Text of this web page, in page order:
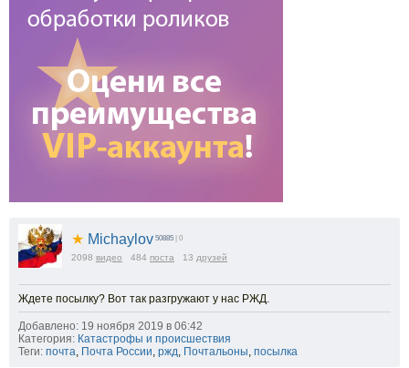
★ Michaylov 50885 | 0
2098 видео 484 поста 13 друзей
Ждете посылку? Вот так разгружают у нас РЖД.
Добавлено: 19 ноября 2019 в 06:42
Категория: Катастрофы и происшествия
Теги: почта, Почта России, ржд, Почтальоны, посылка